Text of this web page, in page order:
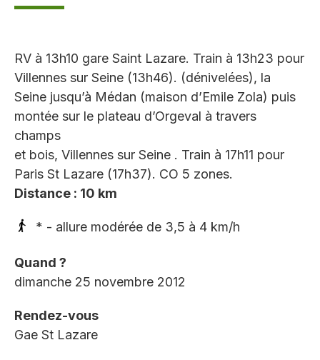
RV à 13h10 gare Saint Lazare. Train à 13h23 pour
Villennes sur Seine (13h46). (dénivelées), la
Seine jusqu’à Médan (maison d’Emile Zola) puis
montée sur le plateau d’Orgeval à travers
champs
et bois, Villennes sur Seine . Train à 17h11 pour
Paris St Lazare (17h37). CO 5 zones.
Distance : 10 km
* - allure modérée de 3,5 à 4 km/h
Quand ?
dimanche 25 novembre 2012
Rendez-vous
Gae St Lazare